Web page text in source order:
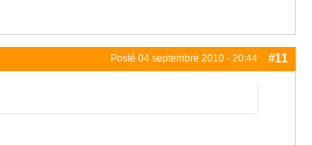
Posté 04 septembre 2010 - 20:44 #11